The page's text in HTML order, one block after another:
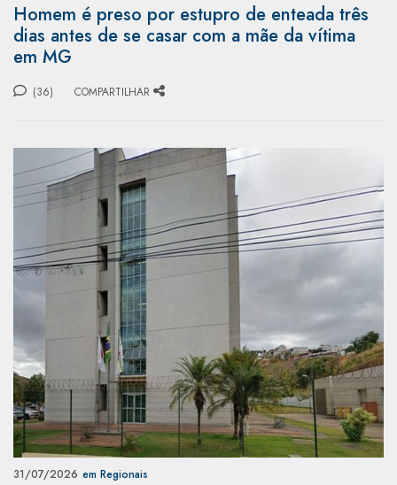
Homem é preso por estupro de enteada três
dias antes de se casar com a mãe da vítima
em MG
(36) COMPARTILHAR
31/07/2026 em Regionais